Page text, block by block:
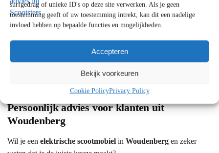
surfgedrag of unieke ID's op deze site verwerken. Als je geen
toestemming geeft of uw toestemming intrekt, kan dit een nadelige
invloed hebben op bepaalde functies en mogelijkheden.
Accepteren
Bekijk voorkeuren
Cookie PolicyPrivacy Policy
Waarom kiezen klanten uit Woudenberg
voor Scootsters?
✔ Persoonlijk en eerlijk advies
✔ Showrooms met uitgebreide proefritmogelijkheden
✔ Uitgebreide ervaring met mobiliteitsoplossingen
Persoonlijk advies voor klanten uit
Woudenberg
Wil je een elektrische scootmobiel in Woudenberg en zeker